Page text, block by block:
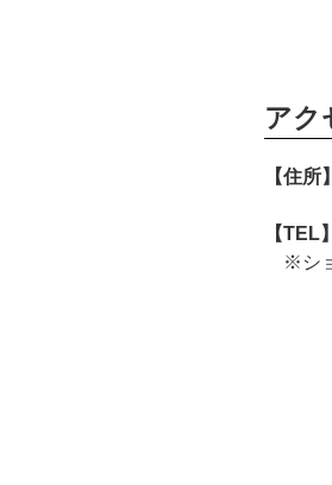
アク
【住所】
【TEL】
※ショ